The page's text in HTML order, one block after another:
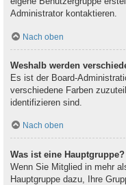
Administrator kontaktieren.
Nach oben
Weshalb werden
Es ist der Board-
verschiedene Farben
identifizieren sind.
Nach oben
Was ist eine Hauptgruppe?
Wenn Sie Mitglied in mehr
Hauptgruppe dazu, Ihre